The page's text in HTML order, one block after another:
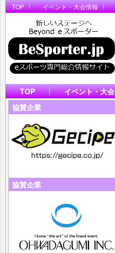
TOP イベント・大会情報
TOP イベント・大会
協賛企業
協賛企業